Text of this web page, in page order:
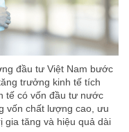
đầu tư Việt Nam bước
trưởng kinh tế tích
tế có vốn đầu tư nước
vốn chất lượng cao, ưu
gia tăng và hiệu quả dài